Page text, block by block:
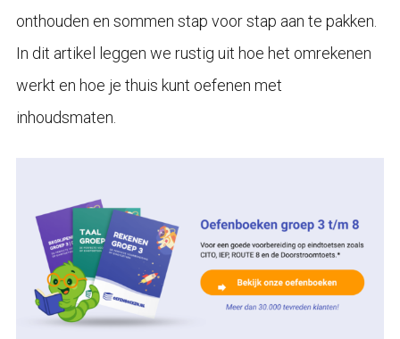
onthouden en sommen stap voor stap aan te pakken.
In dit artikel leggen we rustig uit hoe het omrekenen
werkt en hoe je thuis kunt oefenen met
inhoudsmaten.